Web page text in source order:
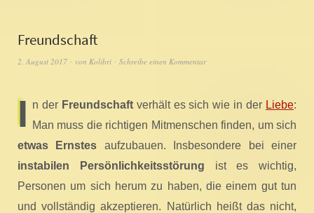
Freundschaft
2. August 2017 von Kolibri Schreibe einen Kommentar
I n der Freundschaftverhält es sich wie in der Liebe:
Man muss die richtigen Mitmenschen finden, um sich
etwas Ernstes aufzubauen. Insbesondere bei einer
instabilen Persönlichkeitsstörung ist es wichtig,
Personen um sich herum zu haben, die einem gut tun
und vollständig akzeptieren. Natürlich heißt das nicht,